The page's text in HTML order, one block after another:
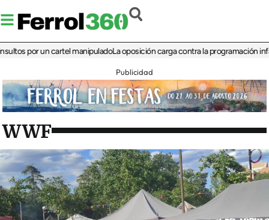
por un cartel manipuladoLa oposición carga contra la programación infantil
Publicidad
WWF